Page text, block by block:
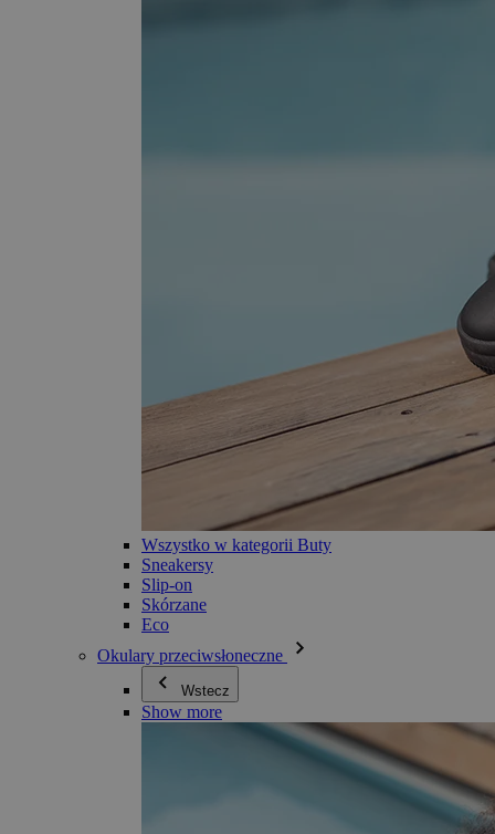
Wszystko w kategorii Buty
Sneakersy
Slip-on
Skórzane
Eco
Okulary przeciwsłoneczne
Wstecz
Show more